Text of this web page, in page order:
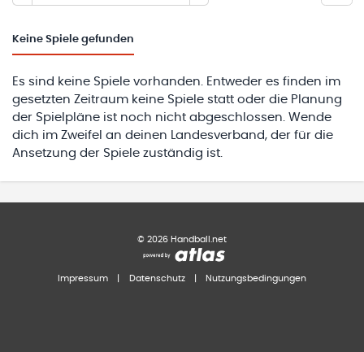
Keine Spiele gefunden
Es sind keine Spiele vorhanden. Entweder es finden im
gesetzten Zeitraum keine Spiele statt oder die Planung
der Spielpläne ist noch nicht abgeschlossen. Wende
dich im Zweifel an deinen Landesverband, der für die
Ansetzung der Spiele zuständig ist.
© 2026 Handball.net
Impressum Datenschutz Nutzungsbedingungen